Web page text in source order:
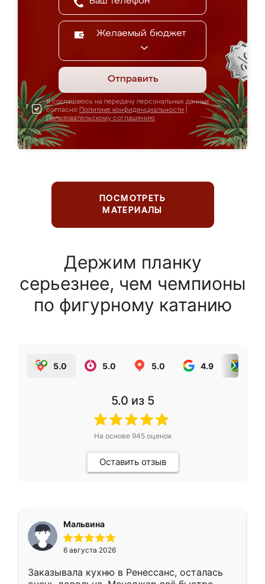
Желаемый бюджет
Отправить
Я соглашаюсь на передачу персональных данных
согласно Политике конфиденциальности
Пользовательскому соглашению
ПОСМОТРЕТЬ
МАТЕРИАЛЫ
Держим планку
серьезнее, чем чемпионы
по фигурному катанию
5.0 5.0 5.0 4.9
5.0 из 5
На основе 945оценок
Оставить отзыв
Мальвина
6 августа 2026
Заказывала кухню в Ренессанс, осталась